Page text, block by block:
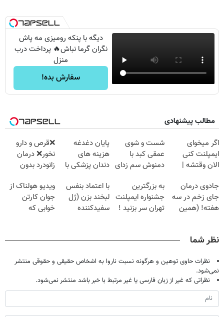
دیگه با پنکه رومیزی مه پاش
نگران گرما نباش🔥 پرداخت درب
منزل
سفارش بده!
مطالب پیشنهادی
اگر میخوای
ایمپلنت کنی
الان وقتشه |
میلیون تومان!!!
شست و شوی
عمقی کبد با
دمنوش سم زدای
پایان دغدغه
هزینه های
دندان پزشکی با
خانگی
❌قرص‌ و دارو
نخور❌ درمان
زانودرد بدون
جادوی درمان
جای زخم در سه
هفته! (همین
به بزرگترین
جشنواره ایمپلنت
تهران سر بزنید !
با اعتماد بنفس
لبخند بزن (ژل
سفیدکننده
ویدیو هولناک از
جوان کارتن
خوابی که
نظر شما
نظرات حاوی توهین و هرگونه نسبت ناروا به اشخاص حقیقی و حقوقی منتشر
نمی‌شود.
نظراتی که غیر از زبان فارسی یا غیر مرتبط با خبر باشد منتشر نمی‌شود.